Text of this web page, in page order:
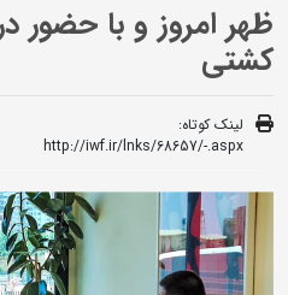
ظهر امروز و با حضور
کشتی
لینک کوتاه:
http://iwf.ir/lnks/68657/-.aspx